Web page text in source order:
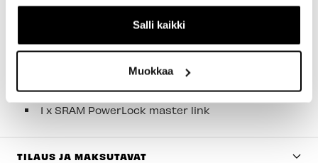
Salli kaikki
Muokkaa
Road AXS yksittäisrattaat yhdessä Eagle
Transmission -komponenttien kanssa (esim.
Pakkauksen Sisältö:
1 x SRAM XX Eagle Transmission -ketju
1 x SRAM PowerLock master link
TILAUS JA MAKSUTAVAT